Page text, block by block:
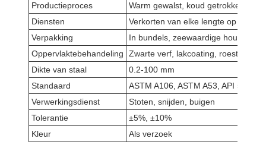
Productieproces
Warm gewalst, koud getrokken,
Diensten
Verkorten van elke lengte op
Verpakking
In bundels, zeewaardige houten
Oppervlaktebehandeling
Zwarte verf, lakcoating, roestvrije
Dikte van staal
0.2-100 mm
Standaard
ASTM A106, ASTM A53, API 5L,
Verwerkingsdienst
Stoten, snijden, buigen
Tolerantie
±5%, ±10%
Kleur
Als verzoek